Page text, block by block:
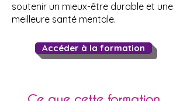
soutenir un mieux-être durable et une
meilleure santé mentale.
Accéder à la formation